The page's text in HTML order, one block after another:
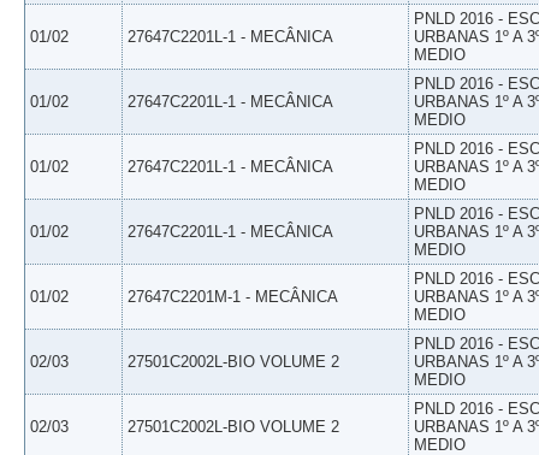
01/02 27647C2201L-1 - MECÂNICA
PNLD 2016 -
URBANAS 1º A
MEDIO
01/02 27647C2201L-1 - MECÂNICA
PNLD 2016 -
URBANAS 1º A
MEDIO
01/02 27647C2201L-1 - MECÂNICA
PNLD 2016 -
URBANAS 1º A
MEDIO
01/02 27647C2201L-1 - MECÂNICA
PNLD 2016 -
URBANAS 1º A
MEDIO
01/02 27647C2201M-1 - MECÂNICA
PNLD 2016 -
URBANAS 1º A
MEDIO
02/03 27501C2002L-BIO VOLUME 2
PNLD 2016 -
URBANAS 1º A
MEDIO
02/03 27501C2002L-BIO VOLUME 2
PNLD 2016 -
URBANAS 1º A
MEDIO